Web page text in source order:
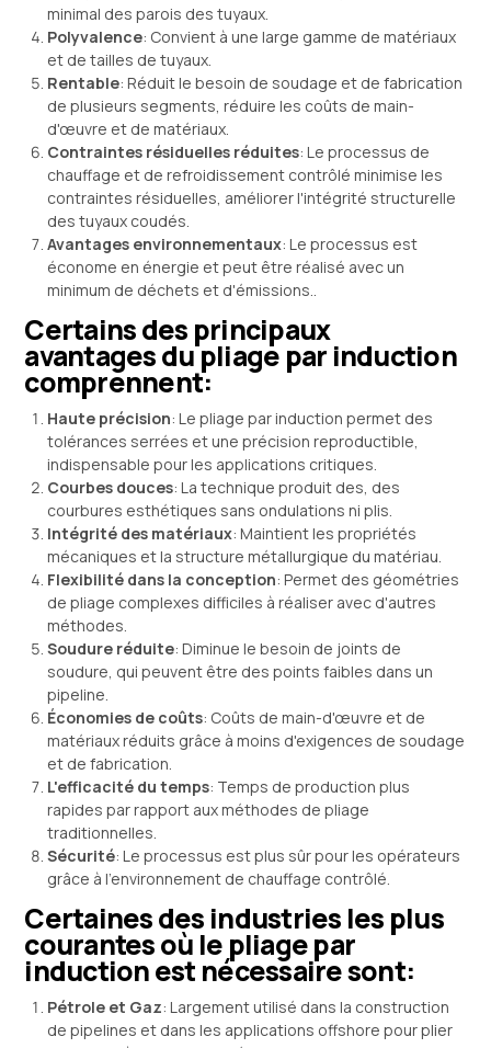
minimal des parois des tuyaux.
Polyvalence: Convient à une large gamme de matériaux
et de tailles de tuyaux.
Rentable: Réduit le besoin de soudage et de fabrication
de plusieurs segments, réduire les coûts de main-
d'œuvre et de matériaux.
Contraintes résiduelles réduites: Le processus de
chauffage et de refroidissement contrôlé minimise les
contraintes résiduelles, améliorer l'intégrité structurelle
des tuyaux coudés.
Avantages environnementaux: Le processus est
économe en énergie et peut être réalisé avec un
minimum de déchets et d'émissions..
Certains des principaux
avantages du pliage par induction
comprennent:
Haute précision: Le pliage par induction permet des
tolérances serrées et une précision reproductible,
indispensable pour les applications critiques.
Courbes douces: La technique produit des, des
courbures esthétiques sans ondulations ni plis.
Intégrité des matériaux: Maintient les propriétés
mécaniques et la structure métallurgique du matériau.
Flexibilité dans la conception: Permet des géométries
de pliage complexes difficiles à réaliser avec d'autres
méthodes.
Soudure réduite: Diminue le besoin de joints de
soudure, qui peuvent être des points faibles dans un
pipeline.
Économies de coûts: Coûts de main-d'œuvre et de
matériaux réduits grâce à moins d'exigences de soudage
et de fabrication.
L'efficacité du temps: Temps de production plus
rapides par rapport aux méthodes de pliage
traditionnelles.
Sécurité: Le processus est plus sûr pour les opérateurs
grâce à l'environnement de chauffage contrôlé.
Certaines des industries les plus
courantes où le pliage par
induction est nécessaire sont:
Pétrole et Gaz: Largement utilisé dans la construction
de pipelines et dans les applications offshore pour plier